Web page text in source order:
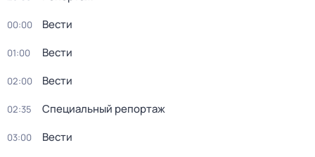
00:00 Вести
01:00 Вести
02:00 Вести
02:35 Специальный репортаж
03:00 Вести